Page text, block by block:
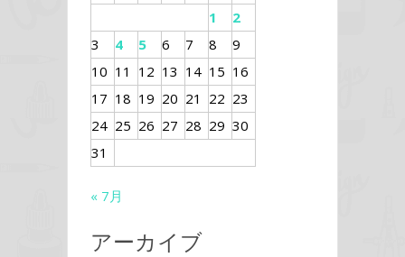
1
2
3
4 5 6 7 8
9
10 11 12 13 14 15 16
17 18 19 20 21 22 23
24 25 26 27 28 29 30
31
« 7月
アーカイブ